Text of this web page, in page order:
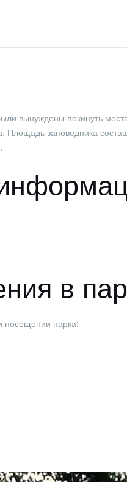
вынуждены покинуть
заповедника
в
посещении парка: